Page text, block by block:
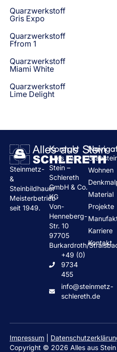
Quarzwerkstoff
Gris Expo
Quarzwerkstoff
Ffrom 1
Quarzwerkstoff
Miami White
Quarzwerkstoff
Lime Delight
Steinmetz-
&
Steinbildhauer
Meisterbetrieb
seit 1949.
Kontakt
Alles aus
Stein –
Schlereth
GmbH & Co.
KG
Von-
Henneberg-
Str. 10
97705
Burkardroth/
+49 (0)
9734
455
info@steinmetz-
schlereth.de
Wohnen
Material
Projekte
Karriere
Kontakt
Copyright © 2026 Alles aus Stein
Impressum